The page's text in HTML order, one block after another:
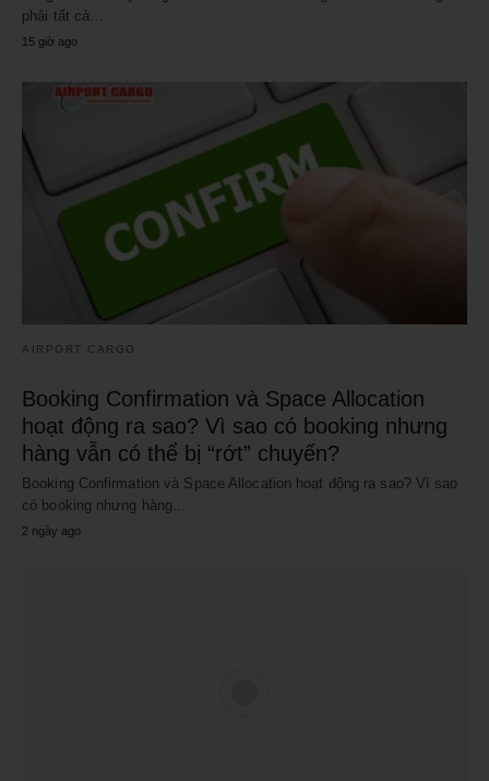
phải tất cả…
15 giờ ago
AIRPORT CARGO
Booking Confirmation và Space Allocation
hoạt động ra sao? Vì sao có booking nhưng
hàng vẫn có thể bị “rớt” chuyến?
Booking Confirmation và Space Allocation hoạt động ra sao? Vì sao
có booking nhưng hàng…
2 ngày ago